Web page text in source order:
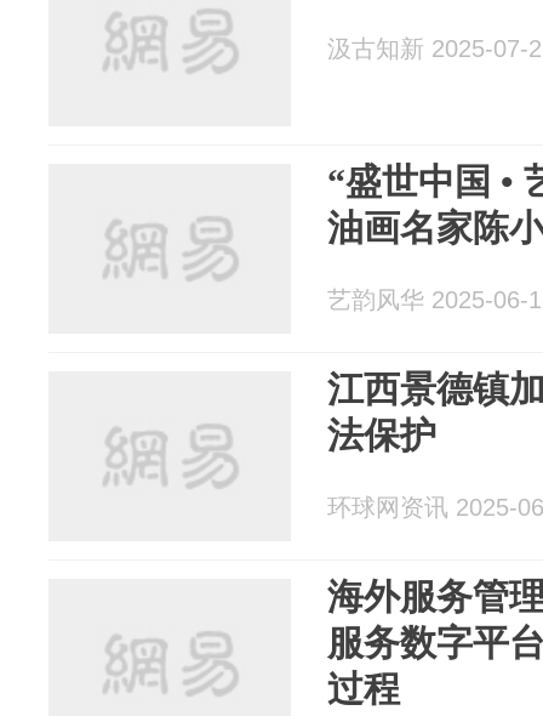
汲古知新 2025-07-
“盛世中国
油画名家陈
艺韵风华 2025-06-
江西景德镇
法保护
环球网资讯 2025-
海外服务管
服务数字平
过程